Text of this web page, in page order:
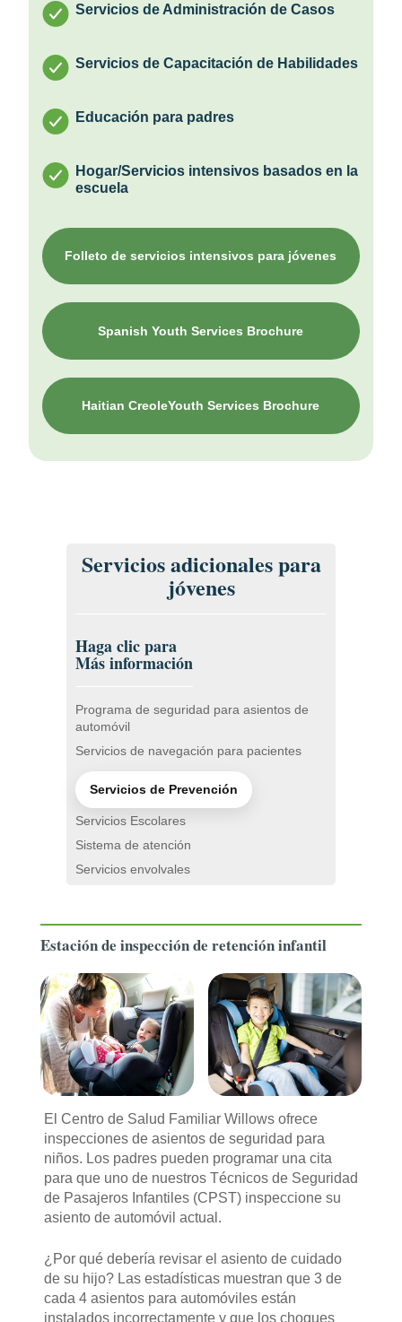
Servicios de Administración de Casos
Servicios de Capacitación de Habilidades
Educación para padres
Hogar/Servicios intensivos basados en la
escuela
Folleto de servicios intensivos para jóvenes
Spanish Youth Services Brochure
Haitian CreoleYouth Services Brochure
Servicios adicionales para
jóvenes
Haga clic para
Más información
Programa de seguridad para asientos de
automóvil
Servicios de navegación para pacientes
Servicios de Prevención
Servicios Escolares
Sistema de atención
Servicios envolvales
Estación de inspección de retención infantil
El Centro de Salud Familiar Willows ofrece
inspecciones de asientos de seguridad para
niños. Los padres pueden programar una cita
para que uno de nuestros Técnicos de Seguridad
de Pasajeros Infantiles (CPST) inspeccione su
asiento de automóvil actual.
¿Por qué debería revisar el asiento de cuidado
de su hijo? Las estadísticas muestran que 3 de
cada 4 asientos para automóviles están
instalados incorrectamente y que los choques